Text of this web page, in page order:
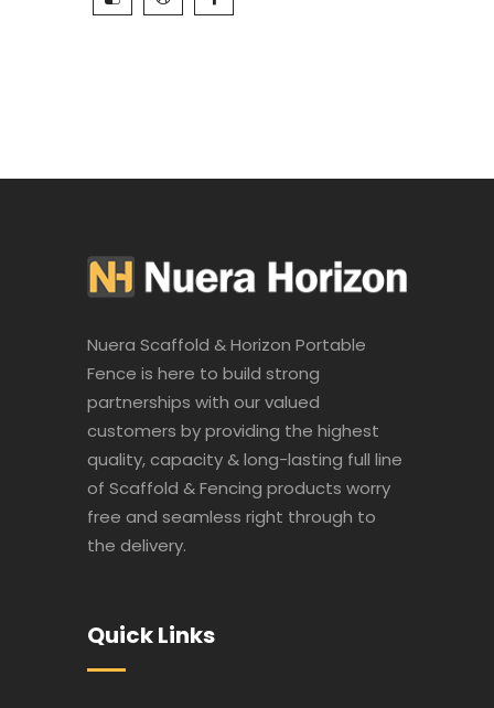
Nuera Scaffold & Horizon Portable
Fence is here to build strong
partnerships with our valued
customers by providing the highest
quality, capacity & long-lasting full line
of Scaffold & Fencing products worry
free and seamless right through to
the delivery.
Quick Links